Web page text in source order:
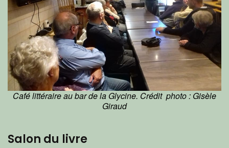
Café littéraire au bar de la Glycine. Crédit photo : Gisèle
Giraud
Salon du livre